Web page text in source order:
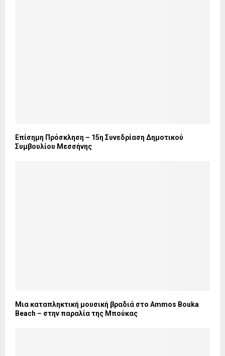
Επίσημη Πρόσκληση – 15η Συνεδρίαση Δημοτικού
Συμβουλίου Μεσσήνης
Μια καταπληκτική μουσική βραδιά στο Ammos Bouka
Beach – στην παραλία της Μπούκας